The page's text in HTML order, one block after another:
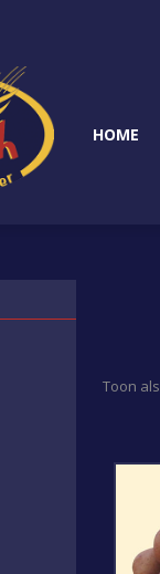
HOME
Toon als